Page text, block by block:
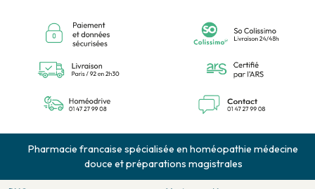
Pharmacie francaise spécialisée en homéopathie médecine
douce et préparations magistrales